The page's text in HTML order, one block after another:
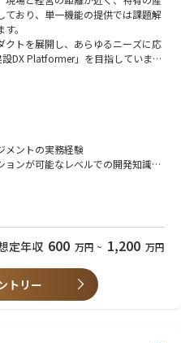
長企業において、さらなる企業成
用課題を、ビジネスとテクノロジ
白さ
するダイナミズムと裁量
新機能を自ら企画し、業界初の商
分散型電源の運用プラットフォー
み合わせることにより、ニーズに即
ルギーの供給を実現しています。
の効率化及び脱炭素戦略に関する
シリーズ等の開発・提供・電力ア
の開発、オンサイト/オフサイトPP
おり、単一機能の提供では課題解
。
クトを展開し、あらゆるニーズに応
DX Platformer」を目指していま
不足を解決する「施工管理機能」
ツール「採用管理機能」
「経営管理機能」
ト「キャリコンジョブ」
客の全ニーズを満たすには至って
能追加や新たなプロダクトの開
ともに、商社や建材メーカーなどの
メントの実務経験
ョンが可能なレベルでの開発知識
を策定し、それをチームで実行で
最優先で課題に取り組める姿勢
ジメント経験
定年収 600 万円 ~ 1,200 万円
トリー